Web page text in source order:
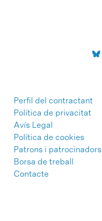
Perfil del contractant
Política de privacitat
Avís Legal
Política de cookies
Patrons i patrocinadors
Borsa de treball
Contacte